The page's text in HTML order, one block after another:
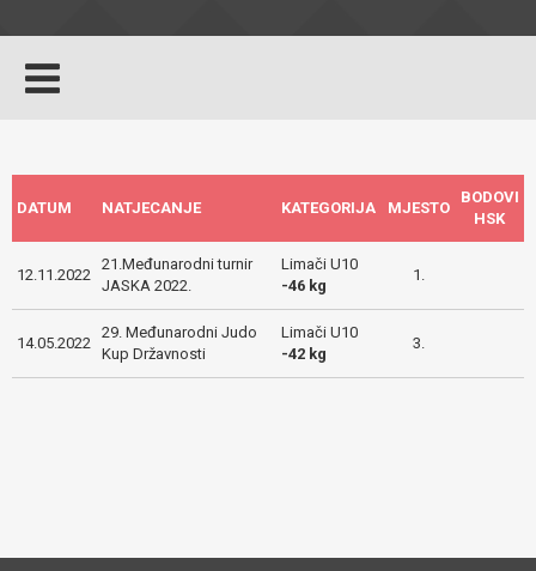
DATUM NATJECANJE KATEGORIJA MJESTO
BODOVI
HSK
12.11.2022
21.Međunarodni turnir
JASKA 2022.
Limači U10
-46 kg
1.
14.05.2022
29. Međunarodni Judo
Kup Državnosti
Limači U10
-42 kg
3.